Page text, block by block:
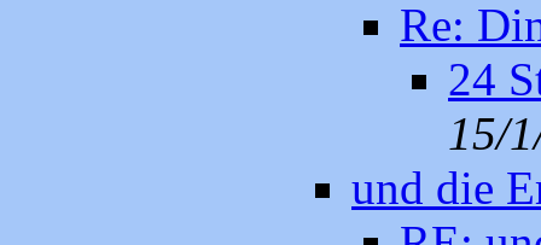
Re:
24
15/
und die